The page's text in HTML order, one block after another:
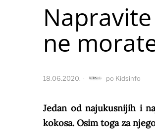
ne
18.06.2020. po Kidsinfo
Jedan od najukusnijih i
kokosa. Osim toga za